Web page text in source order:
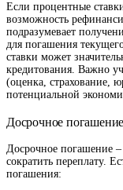
Если процентные
возможность
подразумевает
для погашения
ставки может
кредитования. Важно
(оценка, страхование,
потенциальной
Досрочное
Досрочное погашение
сократить переплату.
погашения: